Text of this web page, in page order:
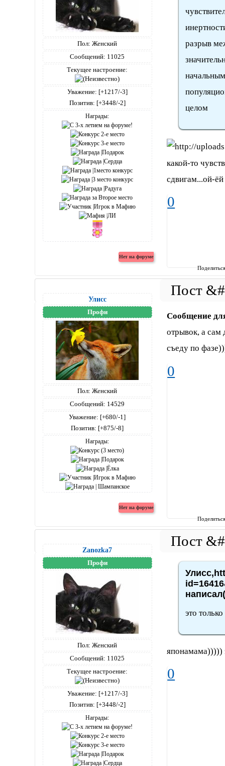
Пол: Женский
Сообщений: 11025
Текущее настроение:
Уважение: [+1217/-3]
Позитив: [+3448/-2]
Награды:
разрыв
целом
какой-то
сдвигам...ой-
0
Улисс
Профи
Пол: Женский
Сообщений: 14529
Уважение: [+680/-1]
Позитив: [+875/-8]
Награды:
Сообщение
отрывок, а сам
съеду по
0
Zanozka7
Профи
Пол: Женский
Сообщений: 11025
Текущее настроение:
Уважение: [+1217/-3]
Позитив: [+3448/-2]
Награды:
это
японамама)))))
0